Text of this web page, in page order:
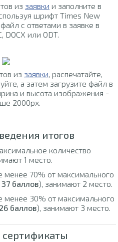
из заявки и заполните в
шрифт Times New
с ответами в заявке в
DOCX или ODT.
из заявки, распечатайте,
а затем загрузите файл в
и высота изображения -
2000px.
итогов
количество
1 место.
менее 70% от максимального
баллов), занимают 2 место.
менее 30% от максимального
баллов), занимают 3 место.